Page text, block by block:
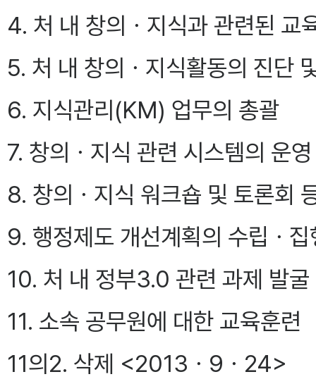
4. 처 내 창의ㆍ지식과 관련된 교
5. 처 내 창의ㆍ지식활동의 진단
6. 지식관리(KM) 업무의 총괄
7. 창의ㆍ지식 관련 시스템의 운영
8. 창의ㆍ지식 워크숍 및 토론회
9. 행정제도 개선계획의 수립ㆍ집
10. 처 내 정부3.0 관련 과제 발
11. 소속 공무원에 대한 교육훈련
11의2. 삭제 <2013ㆍ9ㆍ24>